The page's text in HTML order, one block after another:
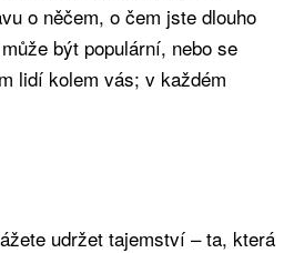
o něčem, o čem jste dlouho
být populární, nebo se
lidí kolem vás; v každém
udržet tajemství – ta, která